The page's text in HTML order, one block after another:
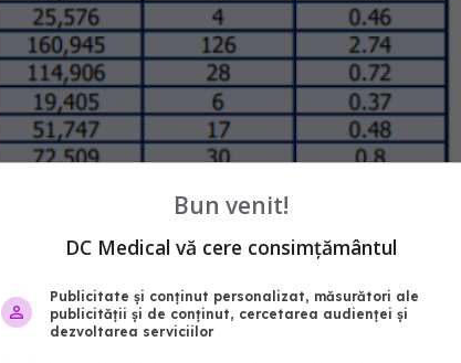
Bun venit!
DC Medical vă cere consimțământul
Publicitate și conținut personalizat, măsurători ale
publicității și de conținut, cercetarea audienței și
dezvoltarea serviciilor